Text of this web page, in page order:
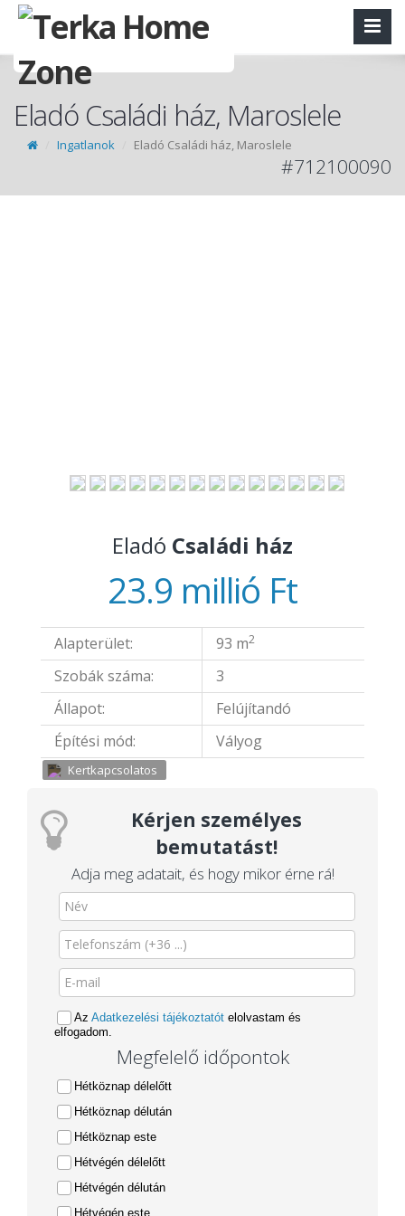
Eladó Családi ház, Maroslele
Ingatlanok Eladó Családi ház, Maroslele
#712100090
Eladó Családi ház
23.9 millió Ft
Alapterület: 93 m2
Szobák száma:
3
Állapot:
Felújítandó
Építési mód:
Vályog
Kertkapcsolatos
Kérjen személyes
bemutatást!
Adja meg adatait, és hogy mikor érne rá!
Az Adatkezelési tájékoztatót elolvastam és
elfogadom.
Megfelelő időpontok
Hétköznap délelőtt
Hétköznap délután
Hétköznap este
Hétvégén délelőtt
Hétvégén délután
Hétvégén este